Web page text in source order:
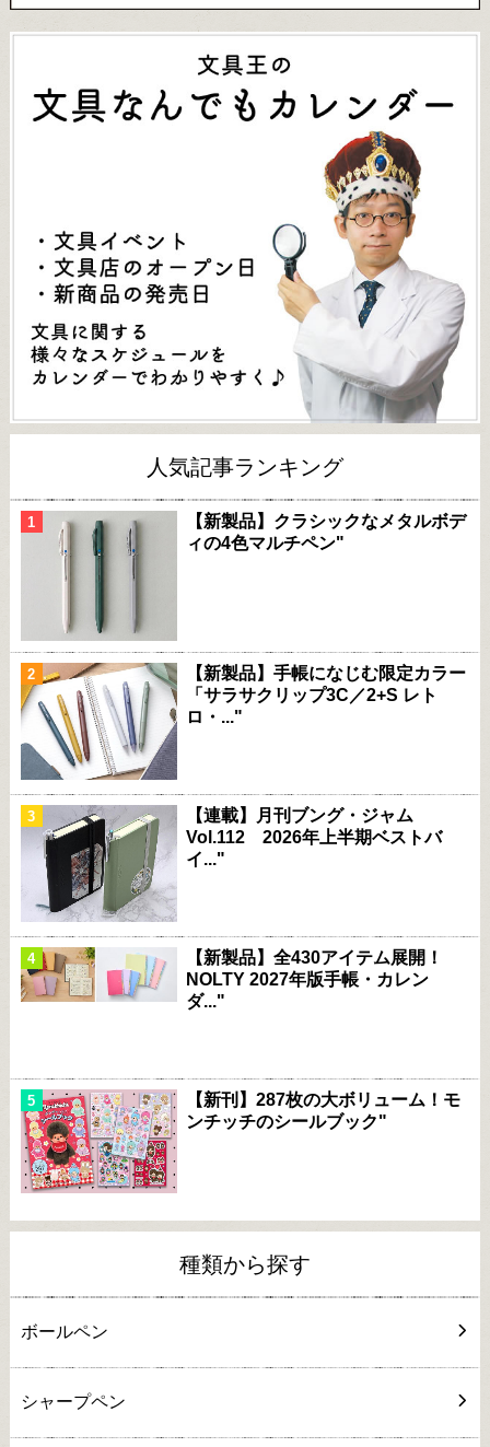
人気記事ランキング
【新製品】クラシックなメタルボデ
ィの4色マルチペン"
【新製品】手帳になじむ限定カラー
「サラサクリップ3C／2+S レト
ロ・..."
【連載】月刊ブング・ジャム
Vol.112 2026年上半期ベストバ
イ..."
【新製品】全430アイテム展開！
NOLTY 2027年版手帳・カレン
ダ..."
【新刊】287枚の大ボリューム！モ
ンチッチのシールブック"
種類から探す
ボールペン
シャープペン